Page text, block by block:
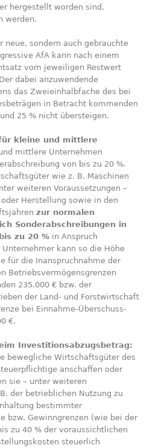
hergestellt worden sind,
werden.
neue, sondern auch gebrauchte
AfA kann nach einem
vom jeweiligen Restwert
dabei anzuwendende
das Zweieinhalbfache des bei
in Betracht kommenden
25 % nicht übersteigen.
kleine und mittlere
mittlere Unternehmen
von bis zu 20 %.
wie z. B. Maschinen
weiteren Voraussetzungen –
Herstellung sowie in den
zur normalen
Sonderabschreibungen in
zu 20 % in Anspruch
kann so die Höhe
für die Inanspruchnahme der
Betriebsvermögensgrenzen
235.000 € bzw. der
der Land- und Forstwirtschaft
bei Einnahme-Überschuss-
€.
Investitionsabzugsbetrag:
bewegliche Wirtschaftsgüter des
anschaffen oder
sie – unter weiteren
der betrieblichen Nutzung zu
bestimmter
bzw. Gewinngrenzen (wie bei der
zu 40 % der voraussichtlichen
steuerlich